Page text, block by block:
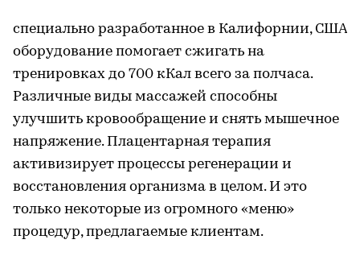
специально разработанное в Калифорнии, США
оборудование помогает сжигать на
тренировках до 700 кКал всего за полчаса.
Различные виды массажей способны
улучшить кровообращение и снять мышечное
напряжение. Плацентарная терапия
активизирует процессы регенерации и
восстановления организма в целом. И это
только некоторые из огромного «меню»
процедур, предлагаемые клиентам.